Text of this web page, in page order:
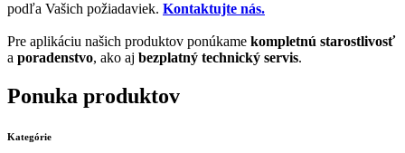
podľa Vašich požiadaviek. Kontaktujte nás.
Pre aplikáciu našich produktov ponúkame kompletnú starostlivosť
a poradenstvo, ako aj bezplatný technický servis.
Ponuka produktov
Kategórie